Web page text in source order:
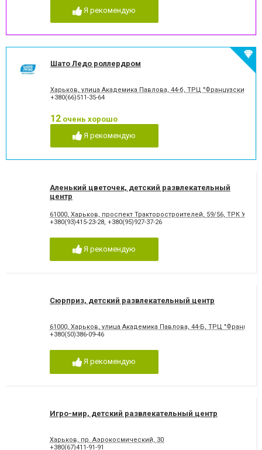
Я рекомендую
Шато Ледо роллердром
Харьков, улица Академика Павлова, 44-б, ТРЦ "Французский
+380(66)511-35-64
12 очень хорошо
Я рекомендую
Аленький цветочек, детский развлекательный
центр
61000, Харьков, проспект Тракторостроителей, 59/56, ТРК
+380(93)415-23-28, +380(95)927-37-26
Я рекомендую
Сюрприз, детский развлекательный центр
61000, Харьков, улица Академика Павлова, 44-Б, ТРЦ
+380(50)386-09-46
Я рекомендую
Игро-мир, детский развлекательный центр
Харьков, пр. Аэрокосмический, 30
+380(67)411-91-91